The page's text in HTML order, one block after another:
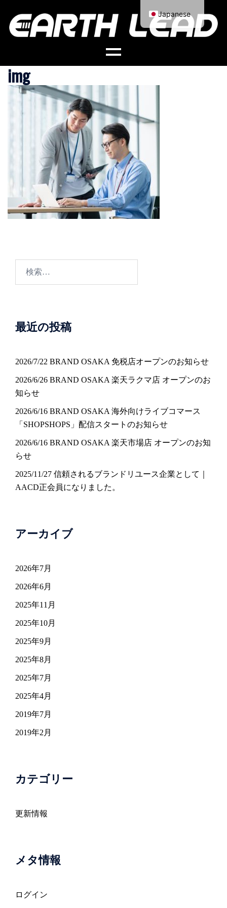
img
最近の投稿
2026/7/22 BRAND OSAKA 免税店オープンのお知らせ
2026/6/26 BRAND OSAKA 楽天ラクマ店 オープンのお
知らせ
2026/6/16 BRAND OSAKA 海外向けライブコマース
「SHOPSHOPS」配信スタートのお知らせ
2026/6/16 BRAND OSAKA 楽天市場店 オープンのお知
らせ
2025/11/27 信頼されるブランドリユース企業として｜
AACD正会員になりました。
アーカイブ
2026年7月
2026年6月
2025年11月
2025年10月
2025年9月
2025年8月
2025年7月
2025年4月
2019年7月
2019年2月
カテゴリー
更新情報
メタ情報
ログイン
Japanese
English